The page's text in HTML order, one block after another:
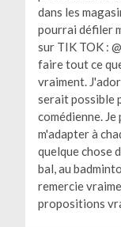
dans les
pourrai défiler
sur TIK TOK :
faire tout ce
vraiment.
serait possible
comédienne.
m'adapter à
quelque chose
bal, au
remercie
propositions